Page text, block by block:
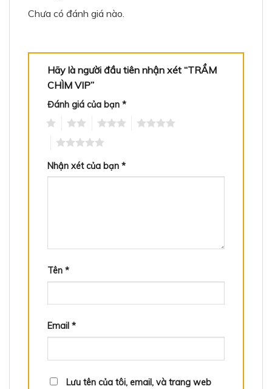
Chưa có đánh giá nào.
Hãy là người đầu tiên nhận xét “TRẦM
CHÌM VIP”
Đánh giá của bạn *
Nhận xét của bạn *
Tên *
Email *
Lưu tên của tôi, email, và trang web